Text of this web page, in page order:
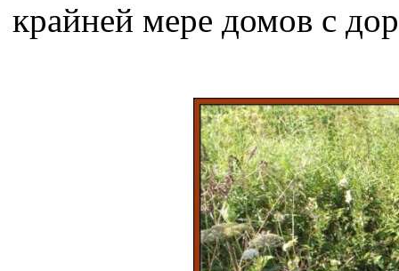
крайней мере домов с